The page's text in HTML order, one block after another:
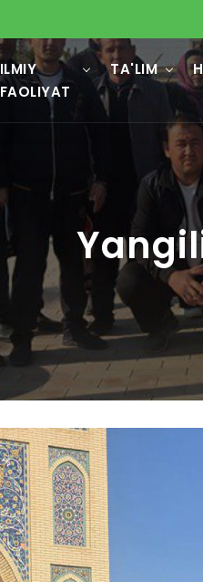
ILMIY
FAOLIYAT
TA'LIM